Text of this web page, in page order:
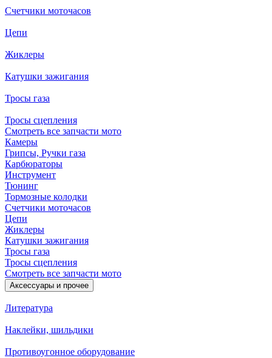
Счетчики моточасов
Цепи
Жиклеры
Катушки зажигания
Тросы газа
Тросы сцепления
Смотреть все запчасти мото
Камеры
Грипсы, Ручки газа
Карбюраторы
Инструмент
Тюнинг
Тормозные колодки
Счетчики моточасов
Цепи
Жиклеры
Катушки зажигания
Тросы газа
Тросы сцепления
Смотреть все запчасти мото
Аксессуары и прочее
Литература
Наклейки, шильдики
Противоугонное оборудование